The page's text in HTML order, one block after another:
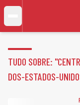
TUDO SOBRE: "
DOS-ESTADOS-